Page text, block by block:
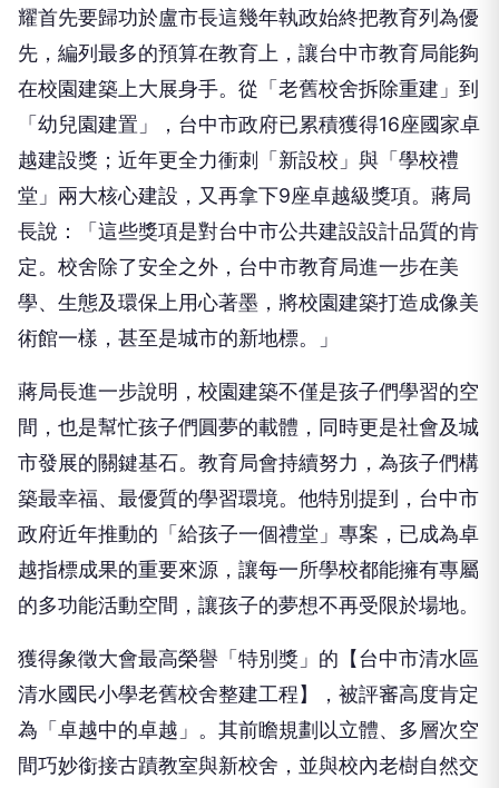
在校園建築上大展身手。從「老舊校舍拆除重建」到
「幼兒園建置」，台中市政府已累積獲得16座國家卓
越建設獎；近年更全力衝刺「新設校」與「學校禮
堂」兩大核心建設，又再拿下9座卓越級獎項。蔣局
長說：「這些獎項是對台中市公共建設設計品質的肯
定。校舍除了安全之外，台中市教育局進一步在美
學、生態及環保上用心著墨，將校園建築打造成像美
術館一樣，甚至是城市的新地標。」
蔣局長進一步說明，校園建築不僅是孩子們學習的空
間，也是幫忙孩子們圓夢的載體，同時更是社會及城
市發展的關鍵基石。教育局會持續努力，為孩子們構
築最幸福、最優質的學習環境。他特別提到，台中市
政府近年推動的「給孩子一個禮堂」專案，已成為卓
越指標成果的重要來源，讓每一所學校都能擁有專屬
的多功能活動空間，讓孩子的夢想不再受限於場地。
獲得象徵大會最高榮譽「特別獎」的【台中市清水區
清水國民小學老舊校舍整建工程】，被評審高度肯定
為「卓越中的卓越」。其前瞻規劃以立體、多層次空
間巧妙銜接古蹟教室與新校舍，並與校內老樹自然交
融，完美融合深厚歷史與永續生態。這座建築不僅保
留了學校的記憶與溫度，更以現代手法創造出安全、